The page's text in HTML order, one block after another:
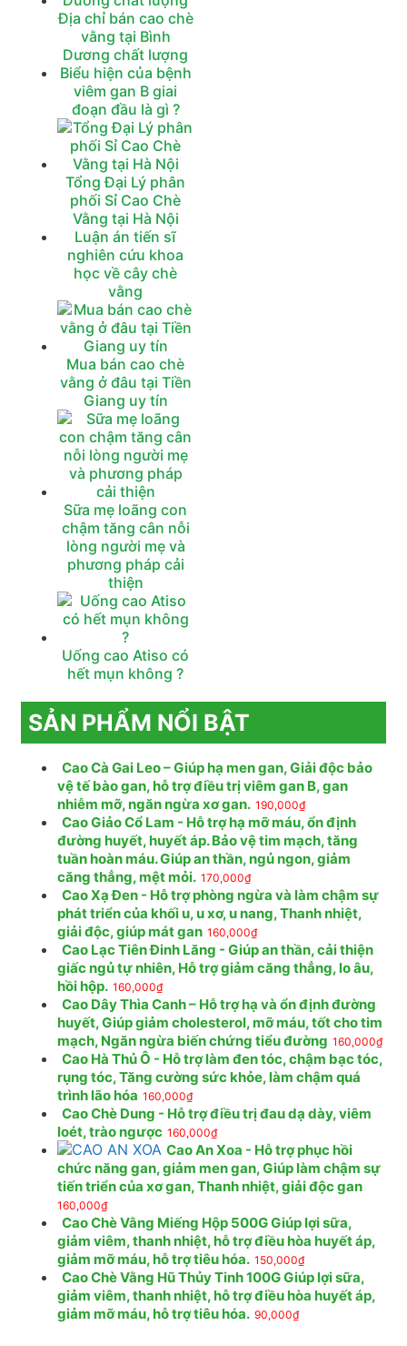
Địa chỉ bán cao chè
vằng tại Bình
Dương chất lượng
Biểu hiện của bệnh
viêm gan B giai
đoạn đầu là gì ?
Tổng Đại Lý phân
phối Sỉ Cao Chè
Vằng tại Hà Nội
Luận án tiến sĩ
nghiên cứu khoa
học về cây chè
vằng
Mua bán cao chè
vằng ở đâu tại Tiền
Giang uy tín
Sữa mẹ loãng con
chậm tăng cân nỗi
lòng người mẹ và
phương pháp cải
thiện
Uống cao Atiso có
hết mụn không ?
SẢN PHẨM NỔI BẬT
Cao Cà Gai Leo – Giúp hạ men gan, Giải độc bảo
vệ tế bào gan, hỗ trợ điều trị viêm gan B, gan
nhiễm mỡ, ngăn ngừa xơ gan. 190,000₫
Cao Giảo Cổ Lam - Hỗ trợ hạ mỡ máu, ổn định
đường huyết, huyết áp. Bảo vệ tim mạch, tăng
tuần hoàn máu. Giúp an thần, ngủ ngon, giảm
căng thẳng, mệt mỏi. 170,000₫
Cao Xạ Đen - Hỗ trợ phòng ngừa và làm chậm sự
phát triển của khối u, u xơ, u nang, Thanh nhiệt,
giải độc, giúp mát gan 160,000₫
Cao Lạc Tiên Đinh Lăng - Giúp an thần, cải thiện
giấc ngủ tự nhiên, Hỗ trợ giảm căng thẳng, lo âu,
hồi hộp. 160,000₫
Cao Dây Thìa Canh – Hỗ trợ hạ và ổn định đường
huyết, Giúp giảm cholesterol, mỡ máu, tốt cho tim
mạch, Ngăn ngừa biến chứng tiểu đường 160,000₫
Cao Hà Thủ Ô - Hỗ trợ làm đen tóc, chậm bạc tóc,
rụng tóc, Tăng cường sức khỏe, làm chậm quá
trình lão hóa 160,000₫
Cao Chè Dung - Hỗ trợ điều trị đau dạ dày, viêm
loét, trào ngược 160,000₫
Cao An Xoa - Hỗ trợ phục hồi
chức năng gan, giảm men gan, Giúp làm chậm sự
tiến triển của xơ gan, Thanh nhiệt, giải độc gan
160,000₫
Cao Chè Vằng Miếng Hộp 500G Giúp lợi sữa,
giảm viêm, thanh nhiệt, hỗ trợ điều hòa huyết áp,
giảm mỡ máu, hỗ trợ tiêu hóa. 150,000₫
Cao Chè Vằng Hũ Thủy Tinh 100G Giúp lợi sữa,
giảm viêm, thanh nhiệt, hỗ trợ điều hòa huyết áp,
giảm mỡ máu, hỗ trợ tiêu hóa. 90,000₫